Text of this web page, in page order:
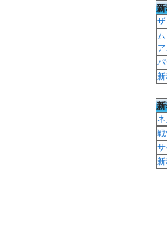
ザ
ム
パ
新
サ